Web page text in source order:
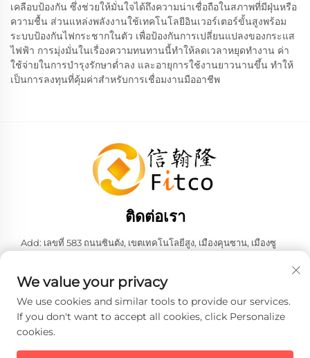
เคลือบป้องกัน ซึ่งช่วยให้มั่นใจได้ถึงความน่าเชื่อถือในสภาพที่มีฝุ่นหรือ
ความชื้น ส่วนแหล่งพลังงานใช้เทคโนโลยีอินเวอร์เตอร์ขั้นสูงพร้อม
ระบบป้องกันไฟกระชากในตัว เพื่อป้องกันการเปลี่ยนแปลงของกระแส
ไฟฟ้า การมุ่งมั่นในเรื่องความทนทานนี้ทำให้ลดเวลาหยุดทำงาน ค่า
ใช้จ่ายในการบำรุงรักษาต่ำลง และอายุการใช้งานยาวนานขึ้น ทำให้
เป็นการลงทุนที่คุ้มค่าสำหรับการเชื่อมงานมืออาชีพ
ติดต่อเรา
Add: เลขที่ 583 ถนนซินตัง, เขตเทคโนโลยีสูง, เมืองคุนซาน, เมืองซู
โทรศัพท์:+86-137 6186 0079
อีเมล:[email protected]
We value your privacy
We use cookies and similar tools to provide our services.
If you don't want to accept all cookies, click Personalize
cookies.